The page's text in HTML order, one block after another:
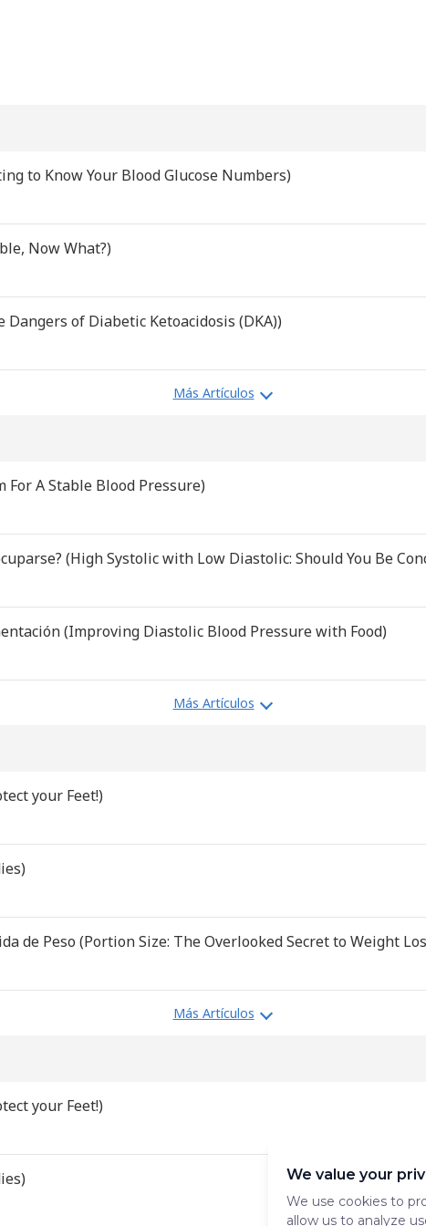
to Know Your Blood Glucose Numbers)
Now What?)
of Diabetic Ketoacidosis (DKA))
Más Artículos
A Stable Blood Pressure)
(High Systolic with Low Diastolic: Should You Be
(Improving Diastolic Blood Pressure with Food)
Más Artículos
your Feet!)
de Peso (Portion Size: The Overlooked Secret to Weight
Más Artículos
your Feet!)
We value your
We use cookies to
allow us to analyze